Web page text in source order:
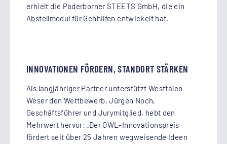
erhielt die Paderborner STEETS GmbH, die ein
Abstellmodul für Gehhilfen entwickelt hat.
INNOVATIONEN FÖRDERN, STANDORT STÄRKEN
Als langjähriger Partner unterstützt Westfalen
Weser den Wettbewerb. Jürgen Noch,
Geschäftsführer und Jurymitglied, hebt den
Mehrwert hervor: „Der OWL-Innovationspreis
fördert seit über 25 Jahren wegweisende Ideen